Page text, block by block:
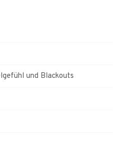
und Blackouts